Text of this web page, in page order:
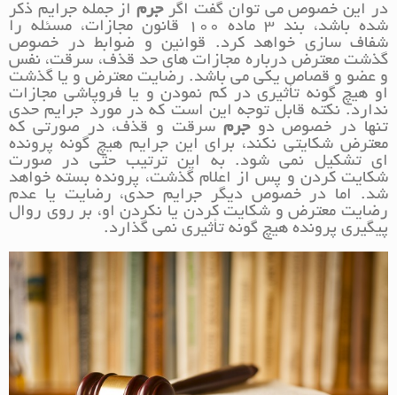
در این خصوص می توان گفت اگرجرماز جمله جرایم ذکر
شده باشد، بند 3 ماده 100 قانون مجازات، مسئله را
شفاف سازی خواهد کرد. قوانین و ضوابط در خصوص
گذشت معترض درباره مجازات های حد قذف، سرقت، نفس
و عضو و قصاص یکی می باشد. رضایت معترض و یا گذشت
او هیچ گونه تأثیری در کم نمودن و یا فروپاشی مجازات
ندارد. نکته قابل توجه این است که در مورد جرایم حدی
تنها در خصوص دوجرم سرقت و قذف، در صورتی که
معترض شکایتی نکند، برای این جرایم هیچ گونه پرونده
ای تشکیل نمی شود. به این ترتیب حتی در صورت
شکایت کردن و پس از اعلام گذشت، پرونده بسته خواهد
شد. اما در خصوص دیگر جرایم حدی، رضایت یا عدم
رضایت معترض و شکایت کردن یا نکردن او، بر روی روال
پیگیری پرونده هیچ گونه تأثیری نمی گذارد.